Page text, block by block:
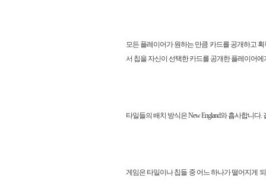
모든 플레이어가 원하는 만큼 카드를 공개하고
서 칩을 자신이 선택한 카드를 공개한 플레이어
타일들의 배치 방식은 New England와 흡사합니
게임은 타일이나 칩들 중 어느 하나가 떨어지게